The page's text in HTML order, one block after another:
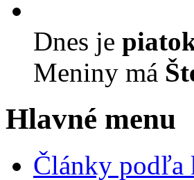
Dnes je
Meniny má
Hlavné menu
Články podľa